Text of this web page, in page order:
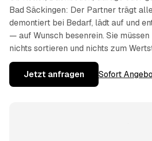
Bad Säckingen: Der Partner trägt
demontiert bei Bedarf, lädt auf und
— auf Wunsch besenrein. Sie
nichts sortieren und nichts zum
Jetzt anfragen Sofort